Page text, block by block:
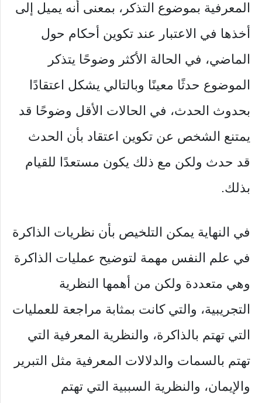
المعرفية بموضوع التذكر، بمعنى أنه يميل إلى
أخذها في الاعتبار عند تكوين أحكام حول
الماضي، في الحالة الأكثر وضوحًا يتذكر
الموضوع حدثًا معينًا وبالتالي يشكل اعتقادًا
بحدوث الحدث، في الحالات الأقل وضوحًا قد
يمتنع الشخص عن تكوين اعتقاد بأن الحدث
قد حدث ولكن مع ذلك يكون مستعدًا للقيام
بذلك.
في النهاية يمكن التلخيص بأن نظريات الذاكرة
في علم النفس مهمة لتوضيح عمليات الذاكرة
وهي متعددة ولكن من أهمها النظرية
التجريبية، والتي كانت بمثابة مراجعة للعمليات
التي تهتم بالذاكرة، والنظرية المعرفية التي
تهتم بالسمات والدلالات المعرفية مثل التبرير
والإيمان، والنظرية السببية التي تهتم